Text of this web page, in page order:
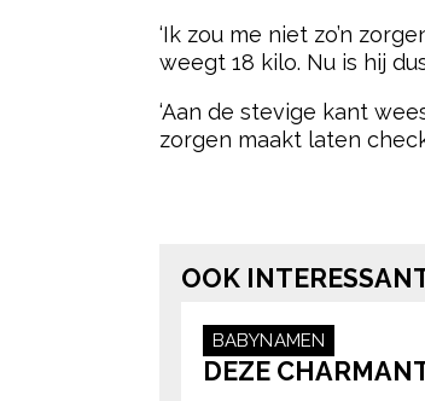
‘Ik zou me niet zo’n
weegt 18 kilo. Nu is hij
‘Aan de stevige kant
zorgen maakt laten
OOK
BABYNAMEN
DEZE